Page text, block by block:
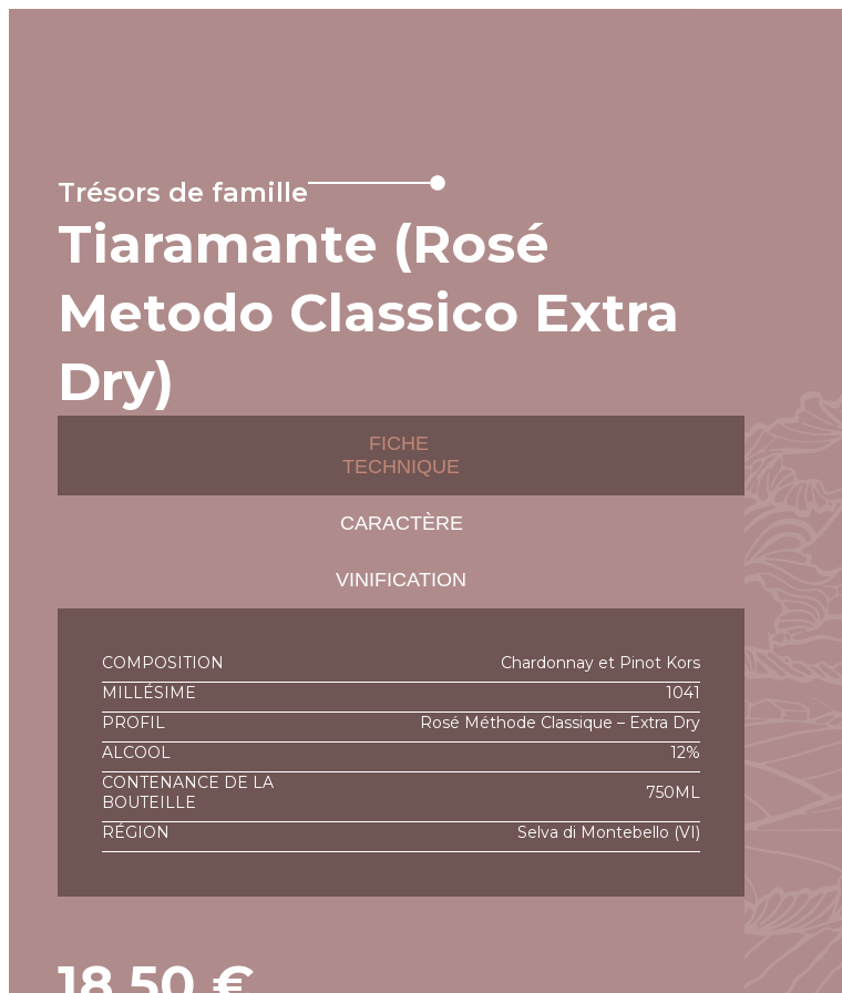
Trésors de famille
Tiaramante (Rosé
Metodo Classico Extra
Dry)
FICHE
TECHNIQUE
CARACTÈRE
VINIFICATION
COMPOSITION
Chardonnay et Pinot Kors
MILLÉSIME
1041
PROFIL
Rosé Méthode Classique – Extra Dry
ALCOOL
12%
CONTENANCE DE LA
BOUTEILLE
750ML
RÉGION
Selva di Montebello (VI)